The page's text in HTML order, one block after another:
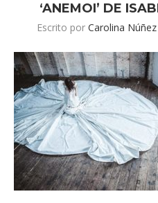
‘ANEMOI’ DE
Escrito por Carolina